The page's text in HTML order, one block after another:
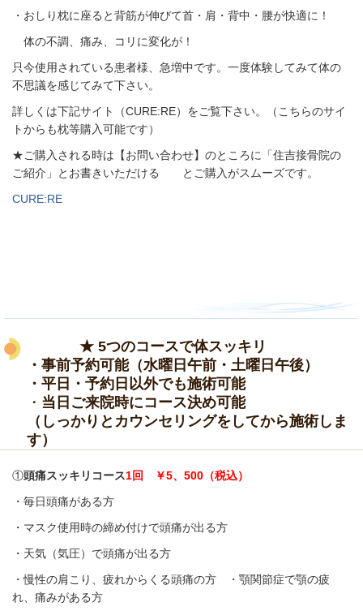
・おしり枕に座ると背筋が伸びて首・肩・背中・腰が快適に！
体の不調、痛み、コリに変化が！
只今使用されている患者様、急増中です。一度体験してみて体の
不思議を感じてみて下さい。
詳しくは下記サイト（CURE:RE）をご覧下さい。（こちらのサイ
トからも枕等購入可能です）
★ご購入される時は【お問い合わせ】のところに「住吉接骨院の
ご紹介」とお書きいただける とご購入がスムーズです。
CURE:RE
★ 5つのコースで体スッキリ
・事前予約可能（水曜日午前・土曜日午後）
・平日・予約日以外でも施術可能
・ 当日ご来院時にコース決め可能
（しっかりとカウンセリングをしてから施術しま
す）
①頭痛スッキリコース1回 ￥5、500（税込）
・毎日頭痛がある方
・マスク使用時の締め付けで頭痛が出る方
・天気（気圧）で頭痛が出る方
・慢性の肩こり、疲れからくる頭痛の方 ・顎関節症で顎の疲
れ、痛みがある方